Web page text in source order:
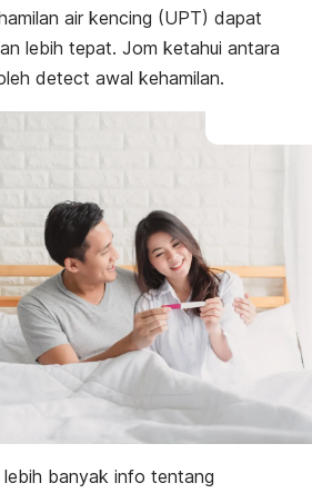
air kencing (UPT) dapat
lebih tepat. Jom ketahui antara
detect awal kehamilan.
banyak info tentang